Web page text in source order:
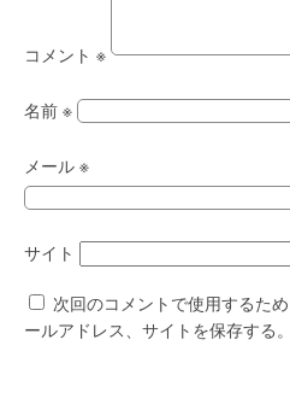
コメント ※
名前 ※
メール ※
サイト
次回のコメントで使用するた
ールアドレス、サイトを保存する。